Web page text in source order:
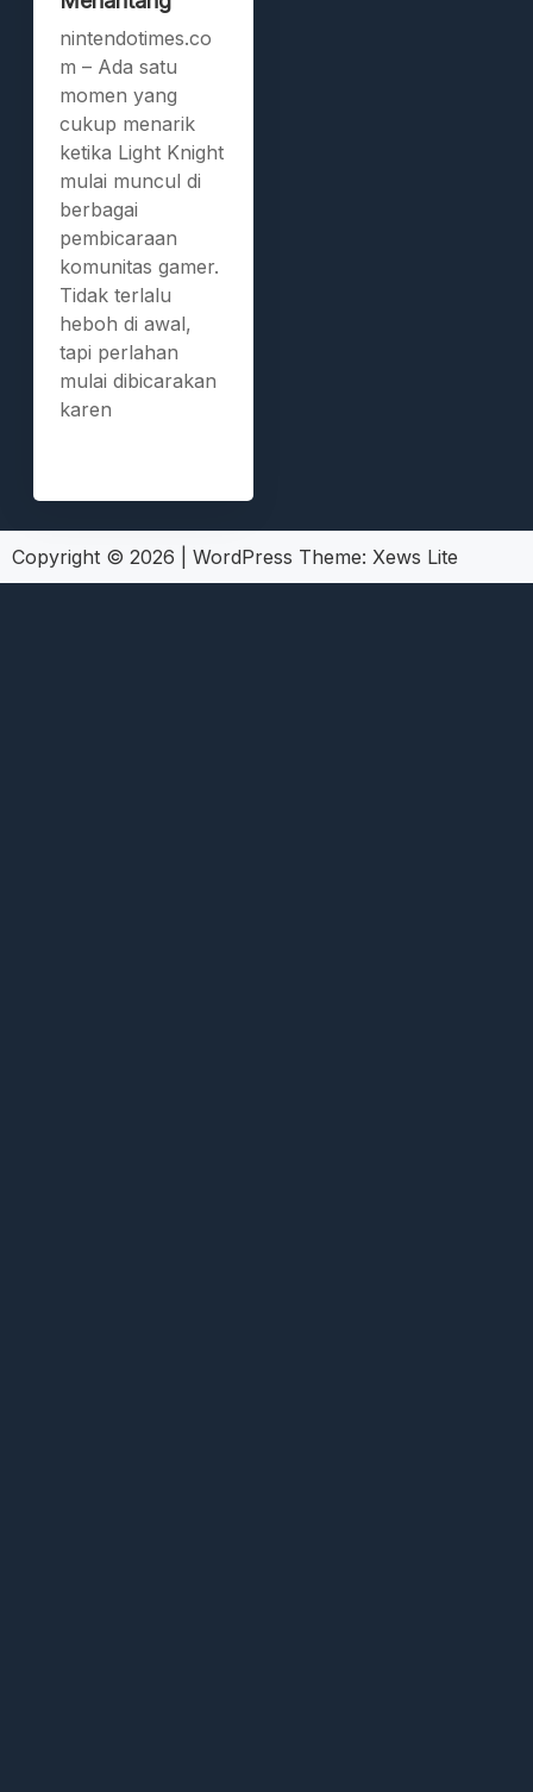
nintendotimes.co
m – Ada satu
momen yang
cukup menarik
ketika Light Knight
mulai muncul di
berbagai
pembicaraan
komunitas gamer.
Tidak terlalu
heboh di awal,
tapi perlahan
mulai dibicarakan
karen
Copyright © 2026 WordPress Theme: Xews Lite